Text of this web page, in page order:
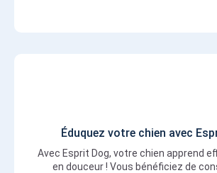
Éduquez votre chien avec
Avec Esprit Dog, votre chien apprend
en douceur ! Vous bénéficiez de